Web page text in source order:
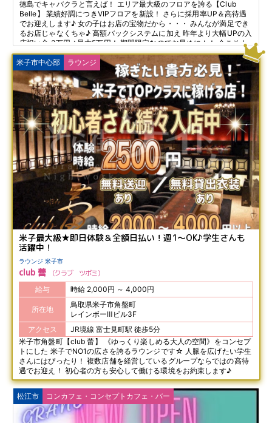
徳島でキャバクラと言えば！ エリア最大級のフロアを誇る【Club
Belle】 業績好調につきVIPフロアを新設！ さらに採用率UP＆高待遇
でお迎えします♪ 女の子はお店の宝物だから・・・ みんなが満足でき
るお店じゃなくちゃ♪ 高額バックシステムに加え 昨年より大幅UPの入
店祝い金 3万円→最大5万円！ 期間限定なのでお早めに！！ 今こそナ
イトワークデビューの大チャンスですよ♪
米子市中心部
ラウンジ
米子最大級★即日体験＆全額日払い！週1～OK♪学生さんも
活躍中！
ラウンジ 米子市
club 蕾 クラブ ツボミ
給与 時給 2,000円 ～ 4,000円
所在地
鳥取県米子市角盤町
レインボーⅢビル3F
アクセス
JR境線 富士見町駅 徒歩5分
米子市角盤町【club 蕾】 《ゆっくり楽しめる大人の空間》をコンセプ
トにした 米子でNO1の広さを誇るラウンジです☆ 人脈を広げたい学生
さんにはぴったり！ 複数店舗を経営しているグループならではの高待
遇でお迎え！ 初心者の方も安心して働ける環境をお約束します♪
松江市 コンカフェ・コンセプトカフェ・バー